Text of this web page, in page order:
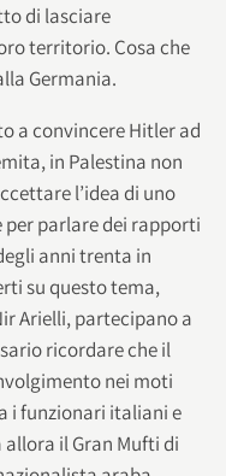
di lasciare
territorio. Cosa che
Germania.
a convincere Hitler ad
in Palestina non
l’idea di uno
per parlare dei rapporti
anni trenta in
su questo tema,
Arielli, partecipano a
ricordare che il
nei moti
i funzionari italiani e
allora il Gran Mufti di